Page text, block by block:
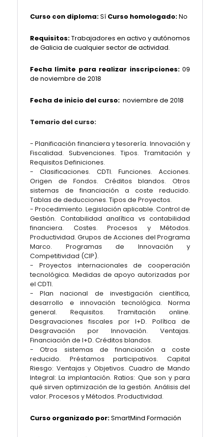
Curso con diploma:Sí Curso homologado:No
Requisitos:Trabajadores en activo y autónomos
de Galicia de cualquier sector de actividad.
Fecha límite para realizar inscripciones: 09
de noviembre de 2018
Fecha de inicio del curso: noviembre de 2018
Temario del curso:
- Planificación financiera y tesorería. Innovación y
Fiscalidad. Subvenciones. Tipos. Tramitación y
Requisitos Definiciones.
- Clasificaciones. CDTI. Funciones. Acciones.
Origen de Fondos. Créditos blandos. Otros
sistemas de financiación a coste reducido.
Tablas de deducciones. Tipos de Proyectos.
- Procedimiento. Legislación aplicable. Control de
Gestión. Contabilidad analítica vs contabilidad
financiera. Costes. Procesos y Métodos.
Productividad. Grupos de Acciones del Programa
Marco. Programas de Innovación y
Competitividad (CIP).
- Proyectos internacionales de cooperación
tecnológica. Medidas de apoyo autorizadas por
el CDTI.
- Plan nacional de investigación científica,
desarrollo e innovación tecnológica. Norma
general. Requisitos. Tramitación online.
Desgravaciones fiscales por I+D. Política de
Desgravación por Innovación. Ventajas.
Financiación de I+D. Créditos blandos.
- Otros sistemas de financiación a coste
reducido. Préstamos participativos. Capital
Riesgo: Ventajas y Objetivos. Cuadro de Mando
Integral: La implantación. Ratios: Que son y para
qué sirven optimización de la gestión. Análisis del
valor. Procesos y Métodos. Productividad.
Curso organizado por:SmartMind Formación